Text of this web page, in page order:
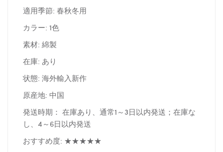
適用季節: 春秋冬用
カラー: 1色
素材: 綿製
在庫: あり
状態: 海外輸入新作
原産地: 中国
発送時期： 在庫あり、通常1～3日以内発送；在庫な
し、4～6日以内発送
おすすめ度: ★★★★★